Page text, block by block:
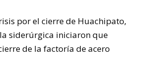
por el cierre de Huachipato,
siderúrgica iniciaron que
de la factoría de acero